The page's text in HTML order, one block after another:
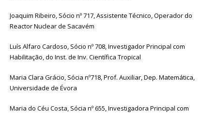
Joaquim Ribeiro, Sócio nº 717, Assistente Técnico, Operador do
Reactor Nuclear de Sacavém
Luís Alfaro Cardoso, Sócio nº 708, Investigador Principal com
Habilitação, do Inst. de Inv. Científica Tropical
Maria Clara Grácio, Sócia nº718, Prof. Auxiliar, Dep. Matemática,
Universidade de Évora
Maria do Céu Costa, Sócia nº 655, Investigadora Principal com